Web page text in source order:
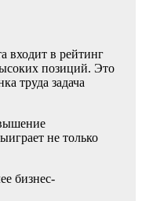
входит в рейтинг
позиций. Это
труда задача
не только
бизнес-